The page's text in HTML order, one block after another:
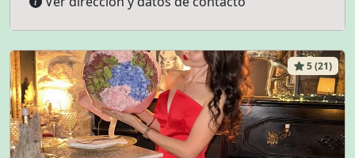
5 (21)